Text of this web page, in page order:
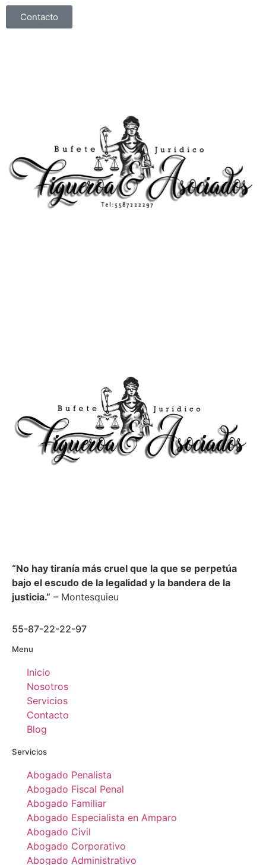
Contacto
“No hay tiranía más cruel que la que se perpetúa
bajo el escudo de la legalidad y la bandera de la
justicia.” – Montesquieu
55-87-22-22-97
Menu
Inicio
Nosotros
Servicios
Contacto
Blog
Servicios
Abogado Penalista
Abogado Fiscal Penal
Abogado Familiar
Abogado Especialista en Amparo
Abogado Civil
Abogado Corporativo
Abogado Administrativo